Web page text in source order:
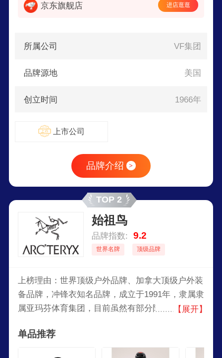
京东旗舰店 进店逛逛
所属公司 VF集团
品牌源地 美国
创立时间 1966年
上市公司
品牌介绍 >
TOP 2
始祖鸟
品牌指数: 9.2
世界名牌 顶级品牌
上榜理由：世界顶级户外品牌、加拿大顶级户外装
备品牌，冲锋衣知名品牌，成立于1991年，隶属隶
属亚玛芬体育集团，目前虽然有部分附属产品的生
品线涉及有户外服装、背包和攀登护具。
【展开】
单品推荐